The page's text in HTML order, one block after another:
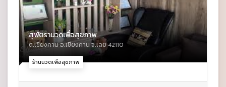
ร้านนวดเพื่อสุขภาพ
สุพัตรานวดเพื่อสุขภาพ
ต.เชียงคาน อ.เชียงคาน จ.เลย 42110